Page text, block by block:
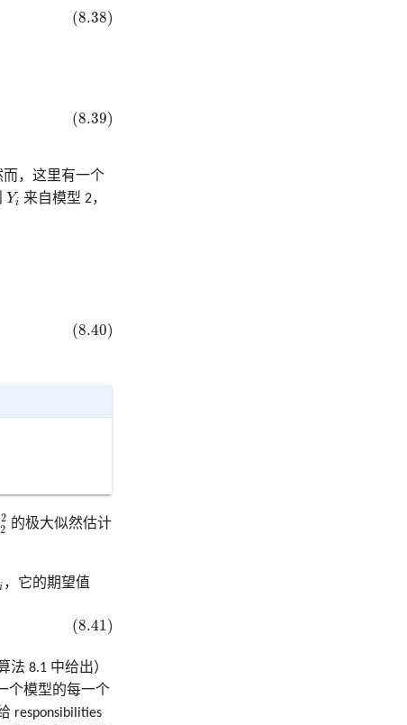
(8.38)
(8.39)
，这里有一个
Yi
Yi
来自模型 2，
(8.40)
2
2
2 2
的极大似然估计
，它的期望值
(8.41)
法 8.1 中给出）
个模型的每一个
responsibilities